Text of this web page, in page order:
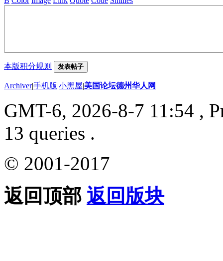
本版积分规则 发表帖子
Archiver|手机版|小黑屋|美国论坛德州华人网
GMT-6, 2026-8-7 11:54 ,
13 queries .
© 2001-2017
返回顶部 返回版块